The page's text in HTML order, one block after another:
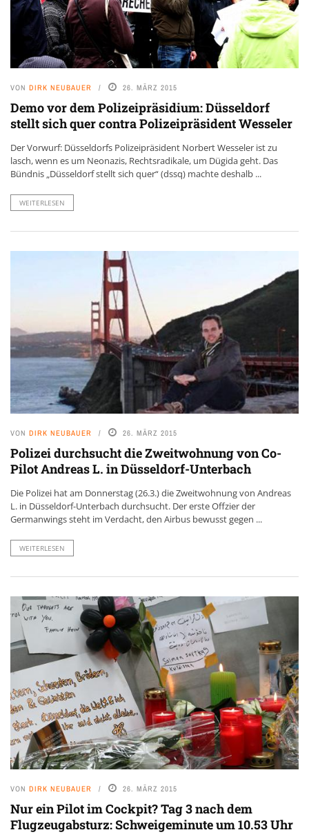
VON DIRK NEUBAUER 26. MÄRZ 2015
Demo vor dem Polizeipräsidium: Düsseldorf
stellt sich quer contra Polizeipräsident Wesseler
Der Vorwurf: Düsseldorfs Polizeipräsident Norbert Wesseler ist zu
lasch, wenn es um Neonazis, Rechtsradikale, um Dügida geht. Das
Bündnis „Düsseldorf stellt sich quer“ (dssq) machte deshalb ...
WEITERLESEN
VON DIRK NEUBAUER 26. MÄRZ 2015
Polizei durchsucht die Zweitwohnung von Co-
Pilot Andreas L. in Düsseldorf-Unterbach
Die Polizei hat am Donnerstag (26.3.) die Zweitwohnung von Andreas
L. in Düsseldorf-Unterbach durchsucht. Der erste Offzier der
Germanwings steht im Verdacht, den Airbus bewusst gegen ...
WEITERLESEN
VON DIRK NEUBAUER 26. MÄRZ 2015
Nur ein Pilot im Cockpit? Tag 3 nach dem
Flugzeugabsturz: Schweigeminute um 10.53 Uhr